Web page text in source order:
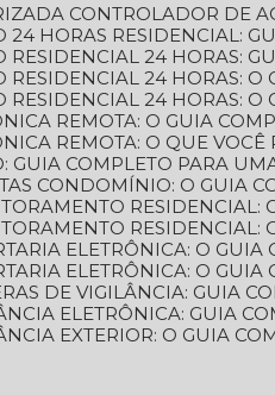
CONTROLADOR DE
24 HORAS RESIDENCIAL:
RESIDENCIAL 24 HORAS:
RESIDENCIAL 24 HORAS:
RESIDENCIAL 24 HORAS:
REMOTA: O GUIA
REMOTA: O QUE
GUIA COMPLETO PARA
CONDOMÍNIO: O GUIA
ELETRÔNICA: O
ELETRÔNICA: O
DE VIGILÂNCIA: GUIA
ELETRÔNICA: GUIA
EXTERIOR: O GUIA